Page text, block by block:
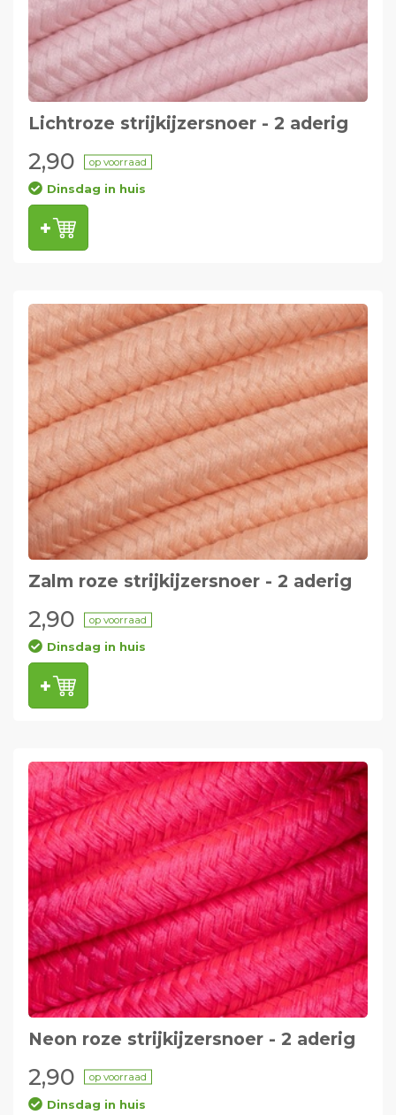
Lichtroze strijkijzersnoer - 2 aderig
2,90 op voorraad
Dinsdag in huis
Zalm roze strijkijzersnoer - 2 aderig
2,90 op voorraad
Dinsdag in huis
Neon roze strijkijzersnoer - 2 aderig
2,90 op voorraad
Dinsdag in huis